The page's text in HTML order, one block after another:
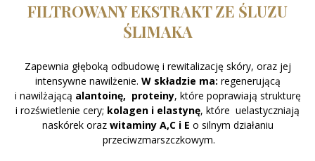
FILTROWANY EKSTRAKT ZE ŚLUZU
ŚLIMAKA
Zapewnia głęboką odbudowę i rewitalizację skóry, oraz jej
intensywne nawilżenie. W składzie ma: regenerującą
i nawilżającą alantoinę, proteiny, które poprawiają strukturę
i rozświetlenie cery; kolagen i elastynę, które uelastyczniają
naskórek oraz witaminyA,C iE o silnym działaniu
przeciwzmarszczkowym.